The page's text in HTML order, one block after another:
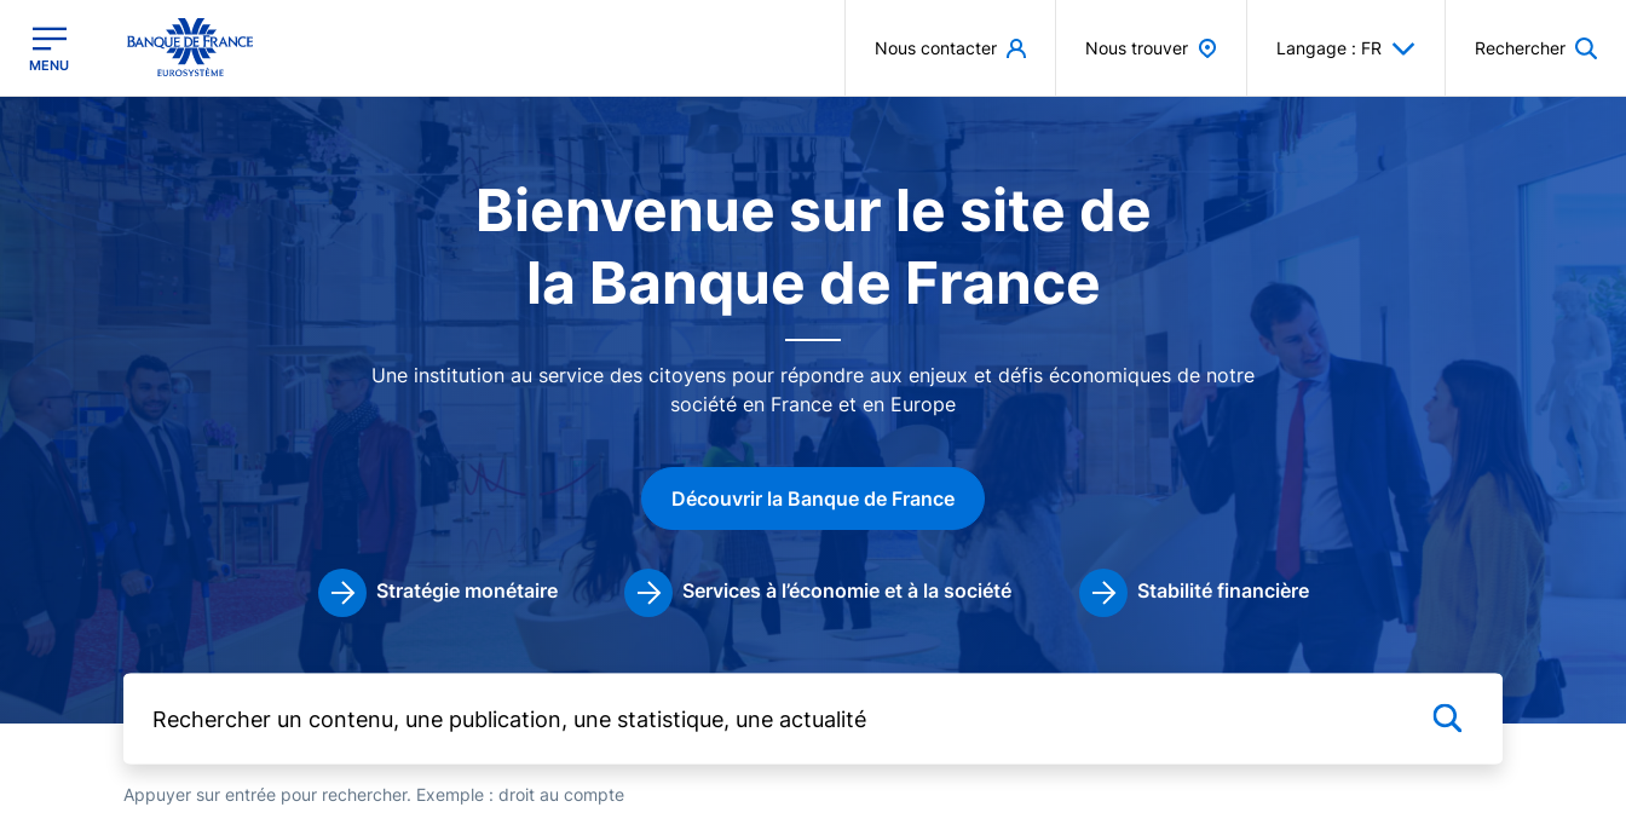
Banque de France - Menu Principal
MENU
Nous contacter Nous trouver Langage : FR Rechercher
Image
Bienvenue sur le site de
la Banque de France
Une institution au service des citoyens pour répondre aux enjeux et défis économiques de notre
société en France et en Europe
Découvrir la Banque de France
Stratégie monétaire Services à l’économie et à la société Stabilité financière
Appuyer sur entrée pour rechercher. Exemple : droit au compte